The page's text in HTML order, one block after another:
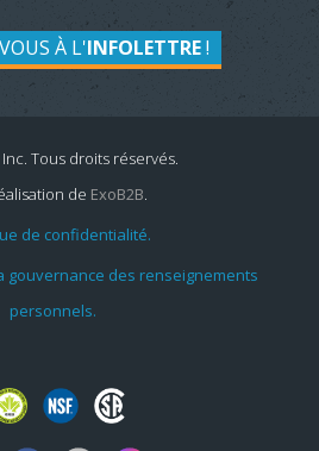
À L'INFOLETTRE!
Tous droits réservés.
de ExoB2B
de confidentialité.
gouvernance des renseignements
personnels.